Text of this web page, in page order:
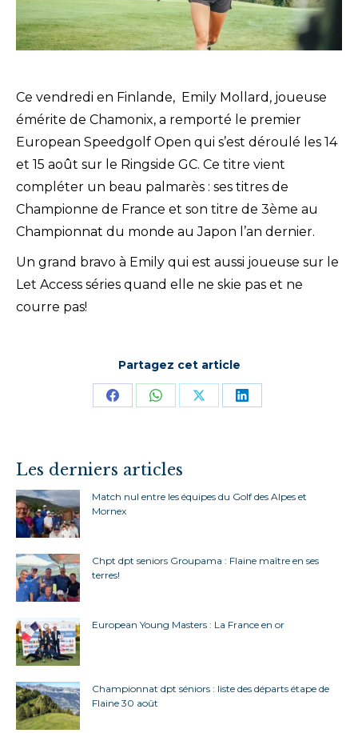
Ce vendredi en Finlande, Emily Mollard, joueuse
émérite de Chamonix, a remporté le premier
European Speedgolf Open qui s’est déroulé les 14
et 15 août sur le Ringside GC. Ce titre vient
compléter un beau palmarès : ses titres de
Championne de France et son titre de 3ème au
Championnat du monde au Japon l’an dernier.
Un grand bravo à Emily qui est aussi joueuse sur le
Let Access séries quand elle ne skie pas et ne
courre pas!
Partagez cet article
PartagerPartagerPartagerPartager
Les derniers articles
Match nul entre les équipes du Golf des Alpes et
Mornex
Chpt dpt seniors Groupama : Flaine maître en ses
terres!
European Young Masters : La France en or
Championnat dpt séniors : liste des départs étape de
Flaine 30 août